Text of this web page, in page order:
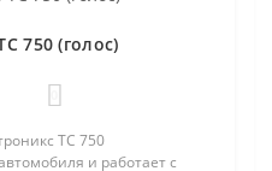
750 (голос)
TC 750
и работает с